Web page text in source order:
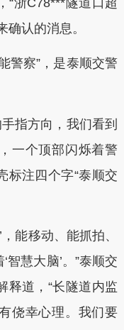
确认的消息。
察”，是泰顺交警
指方向，我们看到
一个顶部闪烁着警
标注四个字“泰顺交
能移动、能抓拍、
慧大脑’。”泰顺交
释道，“长隧道内监
侥幸心理。我们要